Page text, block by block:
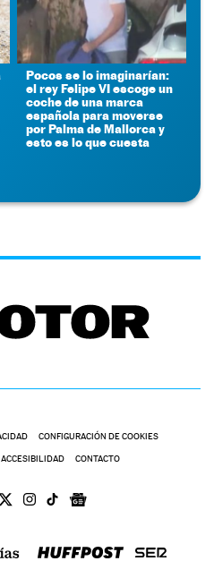
Pocos se lo imaginarían:
el rey Felipe VI escoge un
coche de una marca
española para moverse
por Palma de Mallorca y
esto es lo que cuesta
CONFIGURACIÓN DE COOKIES
ACCESIBILIDAD CONTACTO